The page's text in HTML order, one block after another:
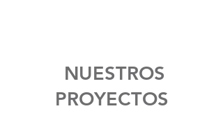
NUESTROS
PROYECTOS